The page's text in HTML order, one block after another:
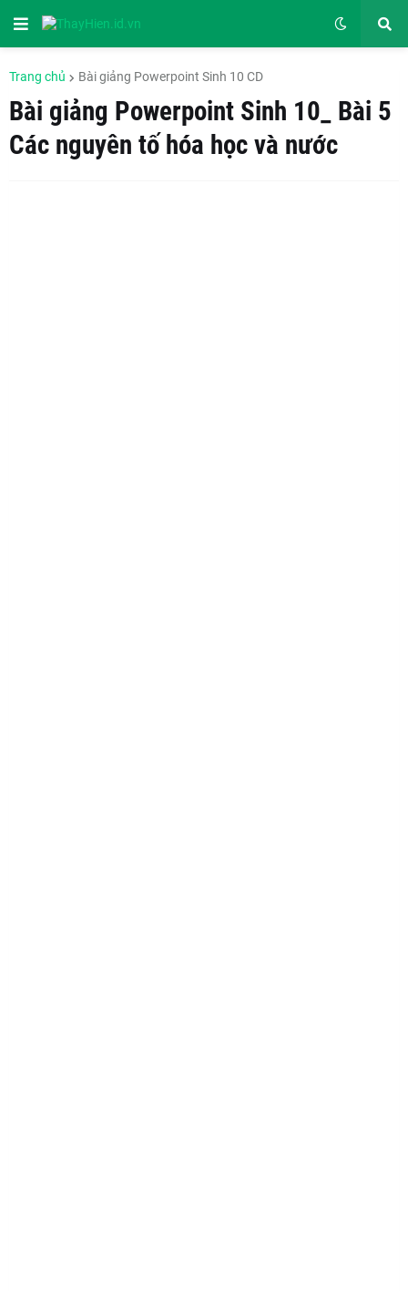
Trang chủ Bài giảng Powerpoint Sinh 10 CD
Bài giảng Powerpoint Sinh 10_ Bài 5
Các nguyên tố hóa học và nước